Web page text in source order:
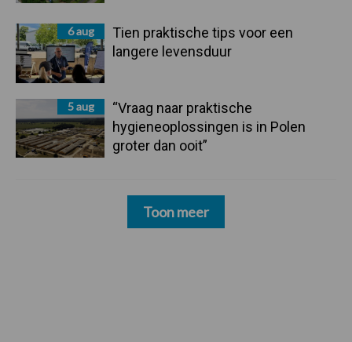
6 aug
Tien praktische tips voor een
langere levensduur
5 aug
“Vraag naar praktische
hygieneoplossingen is in Polen
groter dan ooit”
Toon meer